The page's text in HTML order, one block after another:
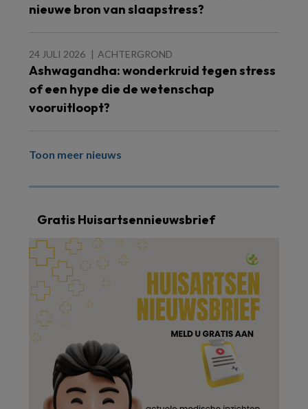
nieuwe bron van slaapstress?
24 JULI 2026 ACHTERGROND
Ashwagandha: wonderkruid tegen stress
of een hype die de wetenschap
vooruitloopt?
Toon meer nieuws
Gratis Huisartsennieuwsbrief